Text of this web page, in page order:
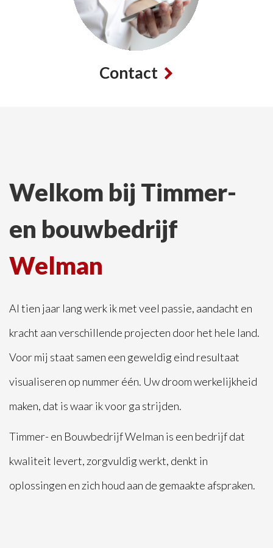
Contact
Welkom bij Timmer-
en bouwbedrijf
Welman
Al tien jaar lang werk ik met veel passie, aandacht en
kracht aan verschillende projecten door het hele land.
Voor mij staat samen een geweldig eind resultaat
visualiseren op nummer één. Uw droom werkelijkheid
maken, dat is waar ik voor ga strijden.​
Timmer- en Bouwbedrijf Welman is een bedrijf dat
kwaliteit levert, zorgvuldig werkt, denkt in
oplossingen en zich houd aan de gemaakte afspraken.